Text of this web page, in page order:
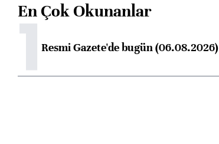
En Çok Okunanlar
1Resmi Gazete'de bugün (06.08.2026)